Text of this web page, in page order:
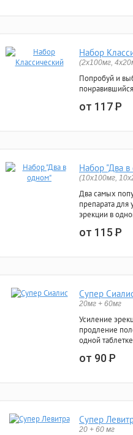
Набор
(2x100мг,
Попробуй и
от 117Р
Набор "Два
(10x100мг,
Два самых
препарата для
эрекции в
от 115Р
Супер
20мг + 60мг
Усиление
продление
одной
от 90Р
Супер
20 + 60 мг